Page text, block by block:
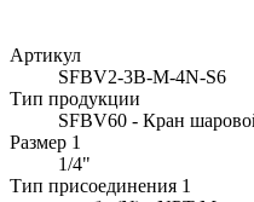
Артикул
SFBV2-3B-M-4N-S6
Тип продукции
SFBV60 - Кран
Размер 1
1/4"
Тип присоединения 1